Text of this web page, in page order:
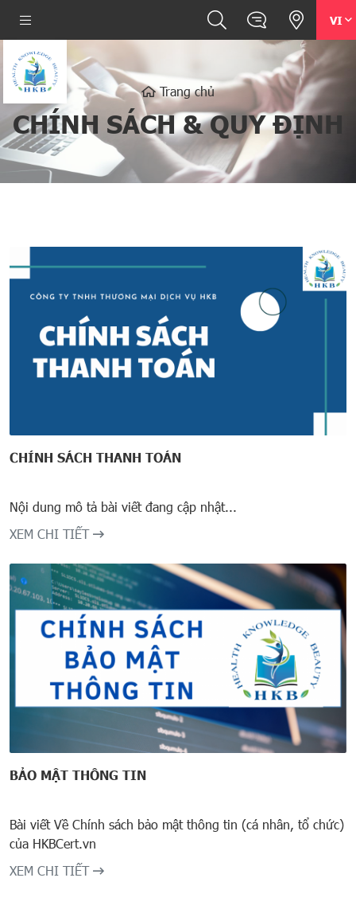
VI
Trang chủ
CHÍNH SÁCH & QUY ĐỊNH
CHÍNH SÁCH THANH TOÁN
Nội dung mô tả bài viết đang cập nhật...
XEM CHI TIẾT
BẢO MẬT THÔNG TIN
Bài viết Về Chính sách bảo mật thông tin (cá nhân, tổ chức)
của HKBCert.vn
XEM CHI TIẾT